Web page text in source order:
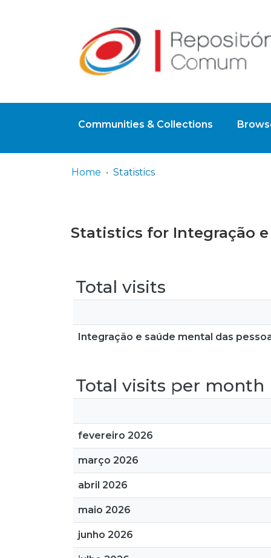
Communities & Collections
Home Statistics
Statistics for Integração
Total visits
Integração e saúde mental das
Total visits per month
fevereiro 2026
março 2026
abril 2026
maio 2026
junho 2026